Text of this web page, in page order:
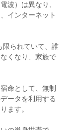
波）は異なり、
インターネット
限られていて、誰
くなり、家族で
命として、無制
ータを利用する
ます。